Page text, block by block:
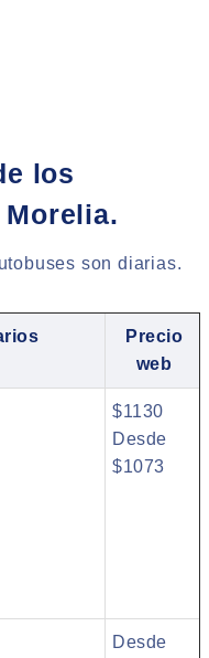
los
son diarias.
Precio
web
$1130
Desde
$1073
Desde